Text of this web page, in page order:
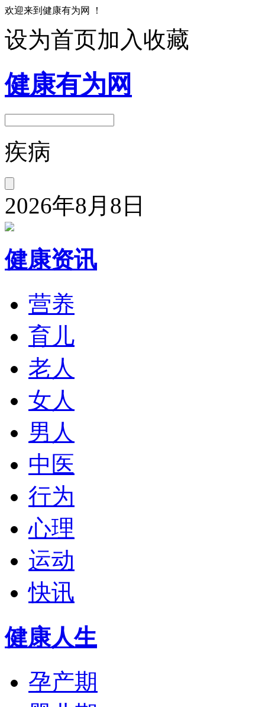
欢迎来到健康有为网 ！
设为首页加入收藏
健康有为网
疾病
2026年8月8日
健康资讯
营养
育儿
老人
女人
男人
中医
行为
心理
运动
快讯
健康人生
孕产期